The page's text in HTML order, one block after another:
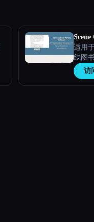
Scene
适用
线图
访